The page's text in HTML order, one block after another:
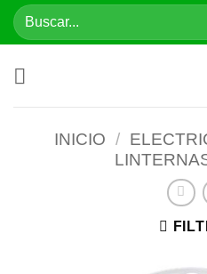
SaltarBuscar
por:
INICIO /